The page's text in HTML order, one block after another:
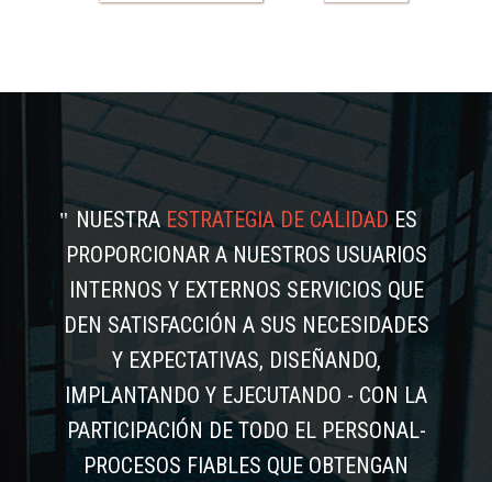
NUESTRAESTRATEGIA DE CALIDADES
PROPORCIONAR A NUESTROS USUARIOS
INTERNOS Y EXTERNOS SERVICIOS QUE
DEN SATISFACCIÓN A SUS NECESIDADES
Y EXPECTATIVAS, DISEÑANDO,
IMPLANTANDO Y EJECUTANDO - CON LA
PARTICIPACIÓN DE TODO EL PERSONAL-
PROCESOS FIABLES QUE OBTENGAN